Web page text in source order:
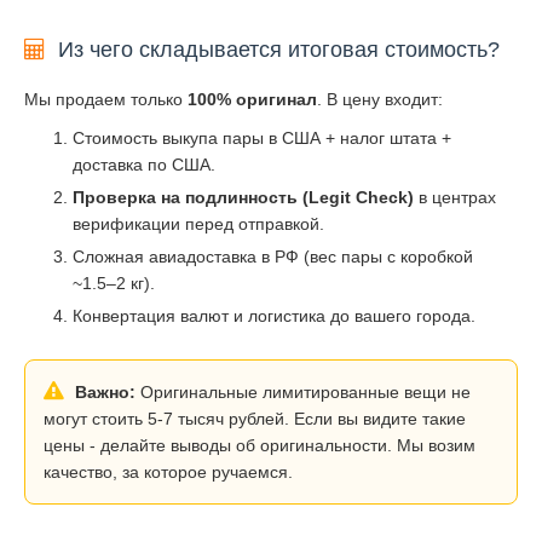
Из чего складывается итоговая стоимость?
Мы продаем только 100% оригинал . В цену входит:
Стоимость выкупа пары в США + налог штата +
доставка по США.
Проверка на подлинность (Legit Check) в центрах
верификации перед отправкой.
Сложная авиадоставка в РФ (вес пары с коробкой
~1.5–2 кг).
Конвертация валют и логистика до вашего города.
Важно: Оригинальные лимитированные вещи не
могут стоить 5-7 тысяч рублей. Если вы видите такие
цены - делайте выводы об оригинальности. Мы возим
качество, за которое ручаемся.